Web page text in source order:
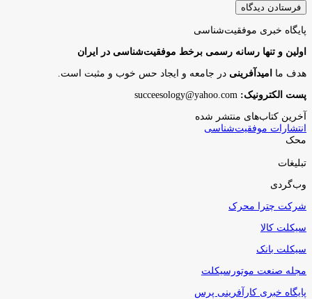
پایگاه‌ خبری موفقیت‌شناسی
اولین و تنها رسانه رسمی برخط موفقیت‌شناسی در ایران
هدف ما امیدآفرینی در جامعه و ایجاد حس خوب و مثبت است.
پست الکترونیک:
آخرین کتاب‌های منتشر شده
انتشارات موفقیت‌شناسی
محک
تبلیغات
وب‌گردی
شرکت چترا محرک
سیکلت کالا
سیکلت بانک
مجله صنعت موتورسیکلت
پایگاه خبری کارآفرینی پرس